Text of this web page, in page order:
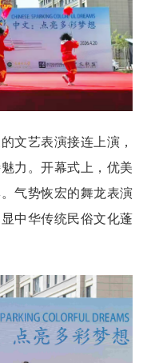
艺表演接连上演，
力。开幕式上，优美
气势恢宏的舞龙表演
中华传统民俗文化蓬